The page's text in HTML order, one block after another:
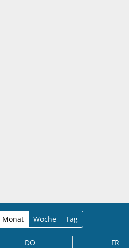
Monat Woche Tag
DO FR